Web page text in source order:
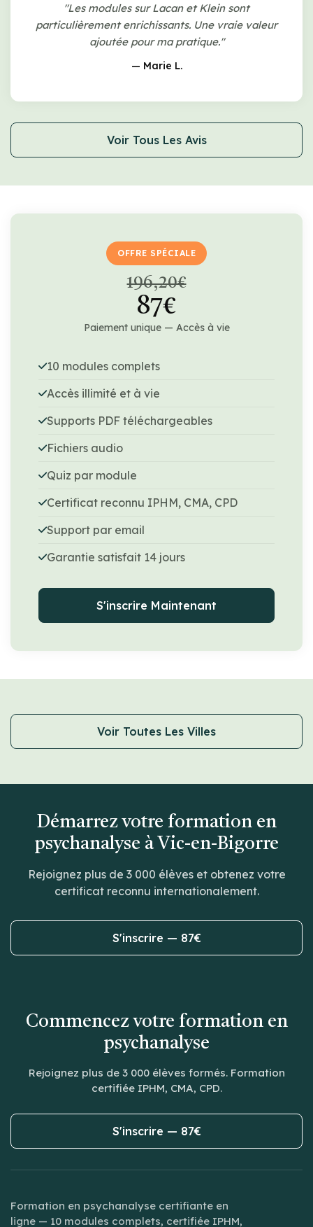
"Les modules sur Lacan et Klein sont
particulièrement enrichissants. Une vraie valeur
ajoutée pour ma pratique."
— Marie L.
Voir Tous Les Avis
OFFRE SPÉCIALE
196,20€
87€
Paiement unique — Accès à vie
10 modules complets
Accès illimité et à vie
Supports PDF téléchargeables
Fichiers audio
Quiz par module
Certificat reconnu IPHM, CMA, CPD
Support par email
Garantie satisfait 14 jours
S'inscrire Maintenant
Voir Toutes Les Villes
Démarrez votre formation en
psychanalyse à Vic-en-Bigorre
Rejoignez plus de 3 000 élèves et obtenez votre
certificat reconnu internationalement.
S'inscrire — 87€
Commencez votre formation en
psychanalyse
Rejoignez plus de 3 000 élèves formés. Formation
certifiée IPHM, CMA, CPD.
S'inscrire — 87€
Formation en psychanalyse certifiante en
ligne — 10 modules complets, certifiée IPHM,